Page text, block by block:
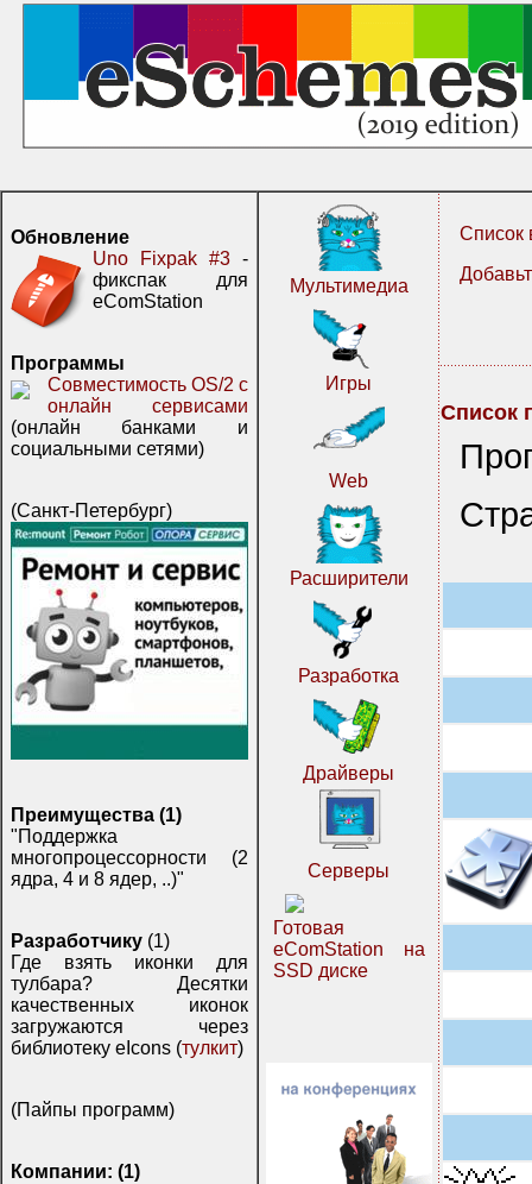
Обновление
Uno Fixpak #3 -
фикспак для
eComStation
Программы
Совместимость OS/2 с
онлайн сервисами
(онлайн банками и
социальными сетями)
(Санкт-Петербург)
Преимущества (1)
"Поддержка
многопроцессорности (2
ядра, 4 и 8 ядер, ..)"
Разработчику (1)
Где взять иконки для
тулбара? Десятки
качественных иконок
загружаются через
библиотеку eIcons (тулкит)
(Пайпы программ)
Компании: (1)
Мультимедиа
Игры
Web
Расширители
Разработка
Драйверы
Серверы
Готовая
eComStation на
SSD диске
Список
Список